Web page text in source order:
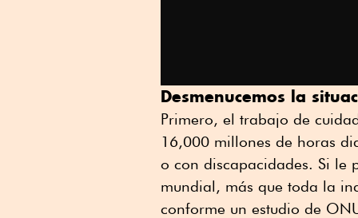
Desmenucemos la
Primero, el trabajo de
16,000 millones de horas
o con discapacidades. Si le
mundial, más que toda la
conforme un estudio de